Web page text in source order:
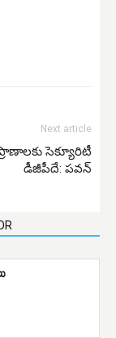
Next article
సెక్యూరిటీ
డీజీపీదే: పవన్‌